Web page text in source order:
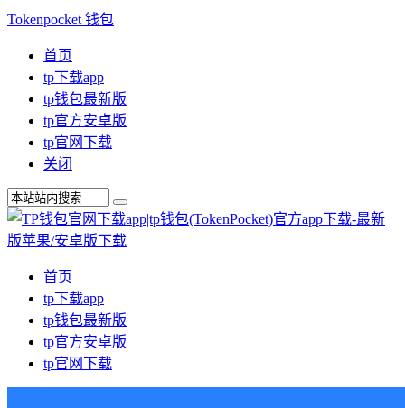
Tokenpocket 钱包
首页
tp下载app
tp钱包最新版
tp官方安卓版
tp官网下载
关闭
首页
tp下载app
tp钱包最新版
tp官方安卓版
tp官网下载